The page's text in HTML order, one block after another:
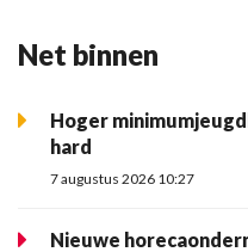
Net binnen
Hoger
hard
7 augustus 2026 10:27
Nieuwe